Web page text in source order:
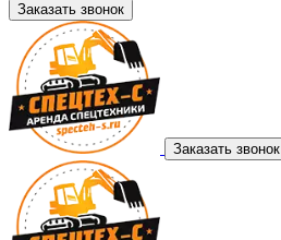
Заказать звонок
Заказать звонок